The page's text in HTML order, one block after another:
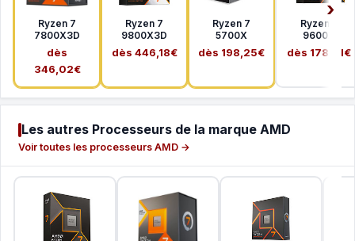
Ryzen 7
7800X3D
dès
346,02€
Ryzen 7
9800X3D
dès 446,18€
Ryzen 7
5700X
dès 198,25€
Ryzen 5
9600X
dès 178,41€
Les autres Processeurs de la marque AMD
Voir toutes les processeurs AMD →